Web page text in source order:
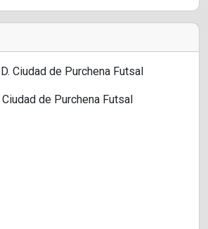
Ciudad de Purchena Futsal
Ciudad de Purchena Futsal